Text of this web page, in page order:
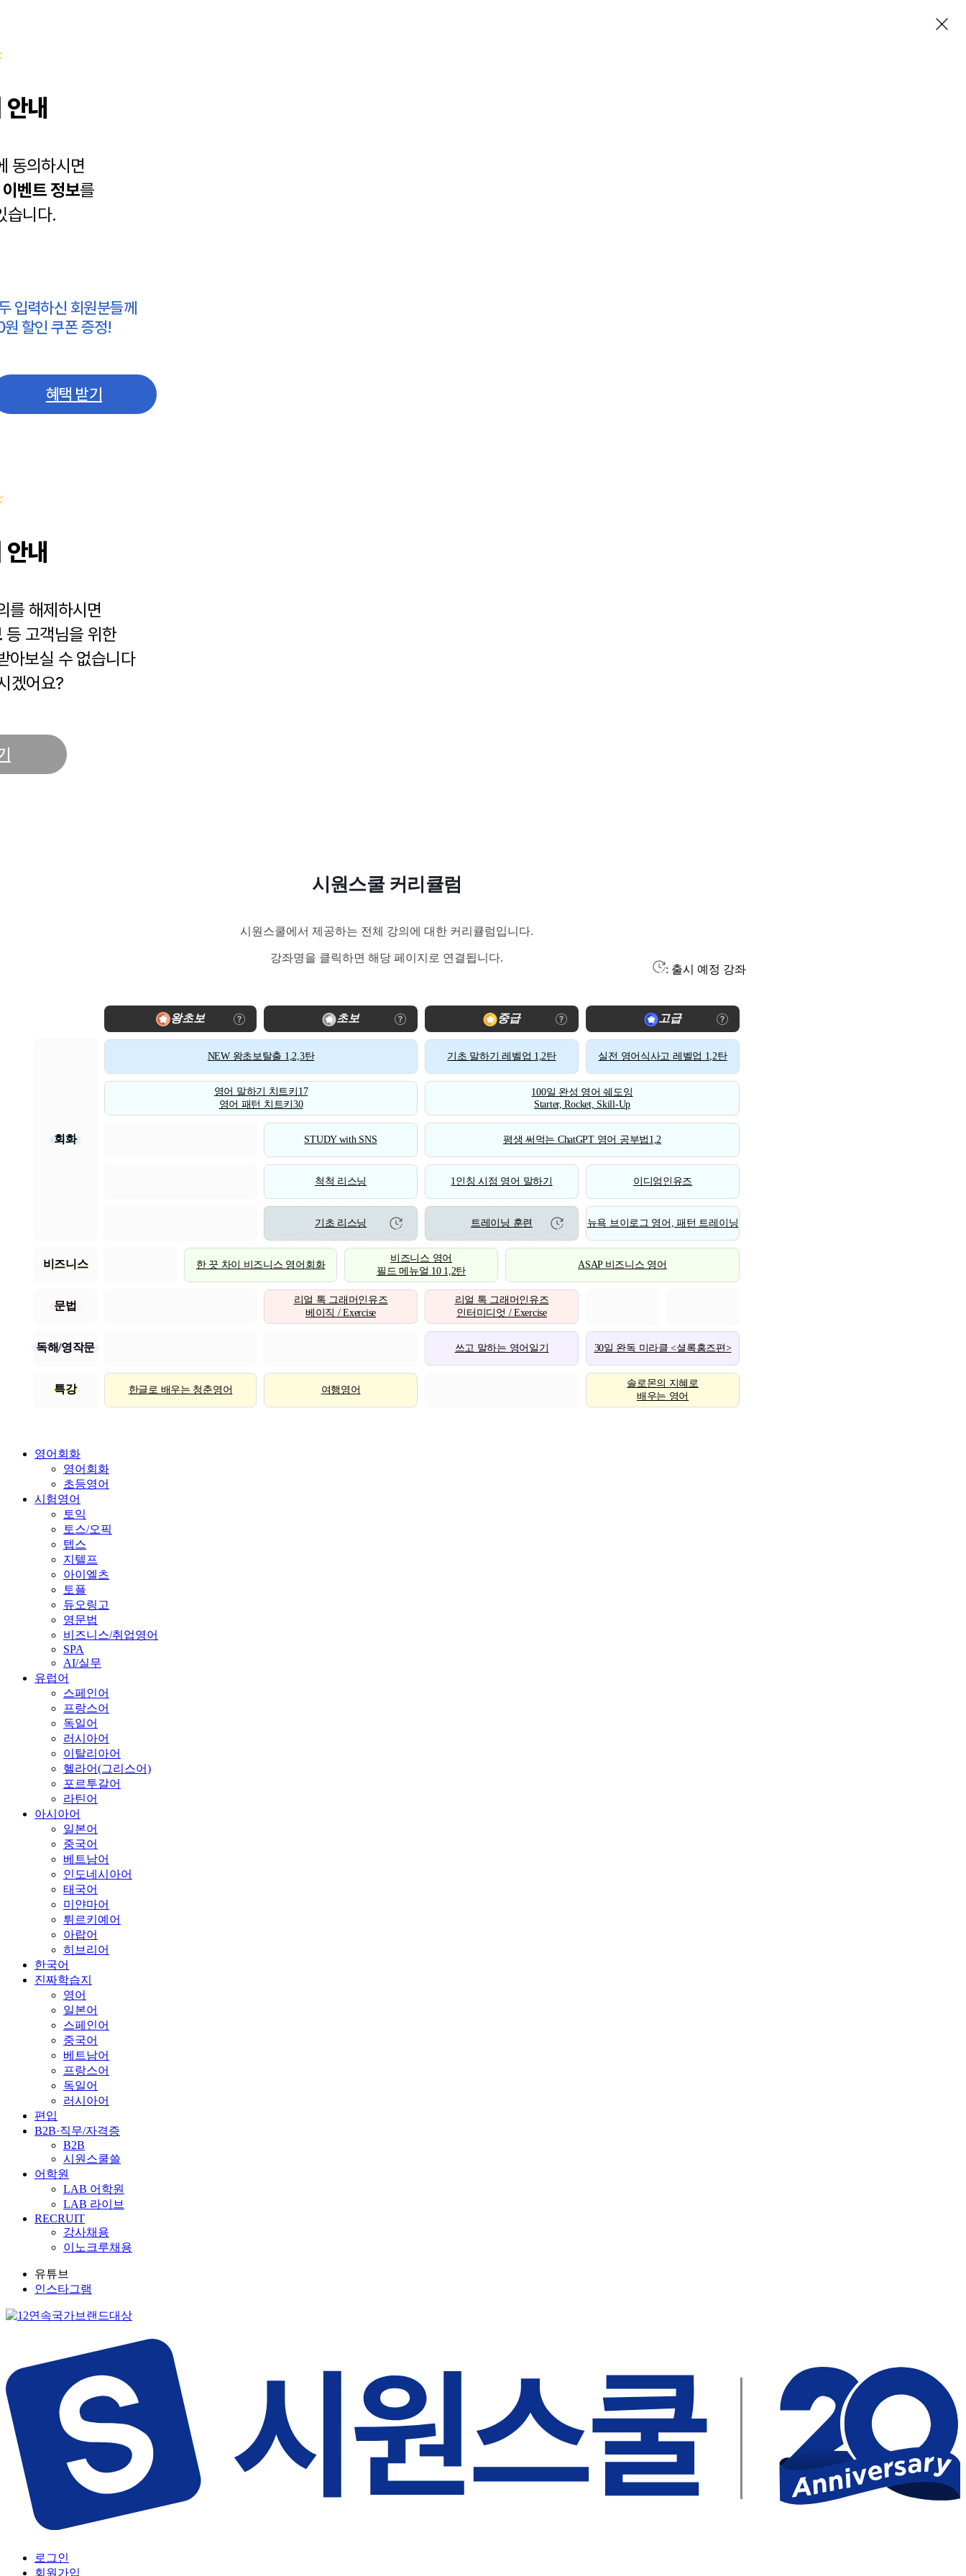
내
동의하시면
이벤트 정보를
습니다.
입력하신 회원분들께
할인 쿠폰 증정!
혜택 받기
내
를 해제하시면
등 고객님을 위한
아보실 수 없습니다
겠어요?
시원스쿨 커리큘럼
시원스쿨에서 제공하는 전체 강의에 대한 커리큘럼입니다.
강좌명을 클릭하면 해당 페이지로 연결됩니다.
: 출시 예정 강좌
왕초보 초보 중급 고급
회화
NEW 왕초보탈출 1,2,3탄 기초 말하기 레벨업 1,2탄 실전 영어식사고 레벨업 1,2탄
영어 말하기 치트키17
영어 패턴 치트키30
100일 완성 영어 쉐도잉
Starter, Rocket, Skill-Up
STUDY with SNS 평생 써먹는 ChatGPT 영어 공부법1,2
척척 리스닝 1인칭 시점 영어 말하기 이디엄인유즈
기초 리스닝 트레이닝 훈련 뉴욕 브이로그 영어, 패턴 트레이닝
비즈니스 한 끗 차이 비즈니스 영어회화
비즈니스 영어
필드 메뉴얼 10 1,2탄
ASAP 비즈니스 영어
문법
리얼 톡 그래머인유즈
베이직 / Exercise
리얼 톡 그래머인유즈
인터미디엇 / Exercise
독해/영작문 쓰고 말하는 영어일기 30일 완독 미라클 <셜록홈즈편>
특강 한글로 배우는 청춘영어 여행영어
솔로몬의 지혜로
배우는 영어
영어회화
영어회화
초등영어
시험영어
토익
토스/오픽
텝스
지텔프
아이엘츠
토플
듀오링고
영문법
비즈니스/취업영어
SPA
AI/실무
유럽어
스페인어
프랑스어
독일어
러시아어
이탈리아어
헬라어(그리스어)
포르투갈어
라틴어
아시아어
일본어
중국어
베트남어
인도네시아어
태국어
미얀마어
튀르키예어
아랍어
히브리어
한국어
진짜학습지
영어
일본어
스페인어
중국어
베트남어
프랑스어
독일어
러시아어
편입
B2B·직무/자격증
B2B
시원스쿨쓸
어학원
LAB 어학원
LAB 라이브
RECRUIT
강사채용
이노크루채용
유튜브
인스타그램
로그인
회원가입